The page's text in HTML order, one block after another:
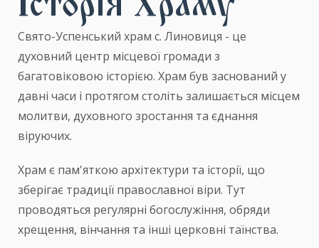
Свято-Успенський храм с. Линовиця - це
духовний центр місцевої громади з
багатовіковою історією. Храм був заснований у
давні часи і протягом століть залишається місцем
молитви, духовного зростання та єднання
віруючих.
Храм є пам'яткою архітектури та історії, що
зберігає традиції православної віри. Тут
проводяться регулярні богослужіння, обряди
хрещення, вінчання та інші церковні таїнства.